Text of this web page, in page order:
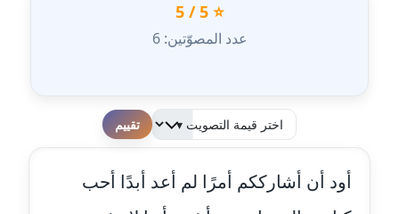
مدونة احمد شقليط
عاملة
عاملة
⭐ 5 / 5
عدد المصوّتين: 6
لطفا قم بالتقييم
أود أن أشارككم أمرًا لم أعد أبدًا أحب